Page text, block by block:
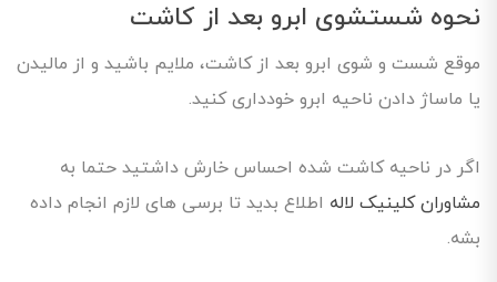
نحوه شستشوی ابرو بعد از کاشت
موقع شست و شوی ابرو بعد از کاشت، ملایم باشید و از مالیدن
یا ماساژ دادن ناحیه ابرو خودداری کنید.
اگر در ناحیه کاشت شده احساس خارش داشتید حتما به
مشاوران کلینیک لاله اطلاع بدید تا برسی های لازم انجام داده
بشه.